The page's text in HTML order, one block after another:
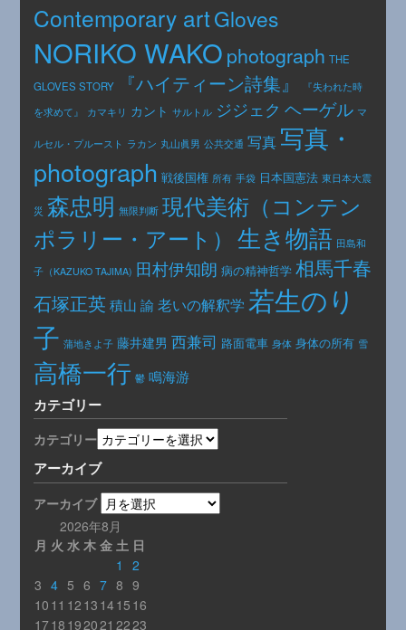
Contemporary artGloves
NORIKO WAKOphotograph THE
GLOVES STORY
『ハイティーン詩集』
『失われた時
を求めて』
カマキリ カント サルトル ジジェク ヘーゲル マ
ルセル・プルースト ラカン 丸山眞男 公共交通 写真 写真・
photograph 戦後国権 所有 手袋 日本国憲法 東日本大震
災 森忠明 無限判断 現代美術（コンテン
ポラリー・アート） 生き物語 田島和
子（KAZUKO TAJIMA) 田村伊知朗 病の精神哲学 相馬千春
石塚正英 積山 諭 老いの解釈学 若生のり
子 蒲地きよ子 藤井建男 西兼司 路面電車 身体 身体の所有 雪
高橋一行 鬱 鳴海游
カテゴリー
カテゴリー
アーカイブ
アーカイブ
2026年8月
月 火 水 木 金 土 日
1
2
3 4 5 6 7 8 9
10 11 12 13 1415 16
1718 192021 2223